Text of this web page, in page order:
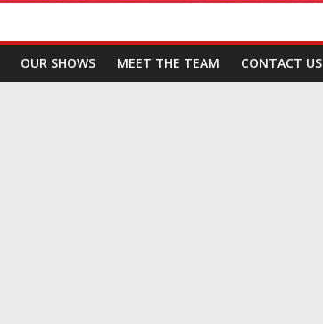
OUR SHOWS MEET THE TEAM CONTACT US